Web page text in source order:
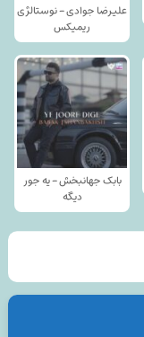
علیرضا جوادی - نوستالژی
ریمیکس
بابک جهانبخش - یه جور
دیگه